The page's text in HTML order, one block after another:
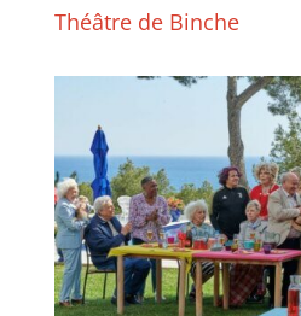
Théâtre de Binche